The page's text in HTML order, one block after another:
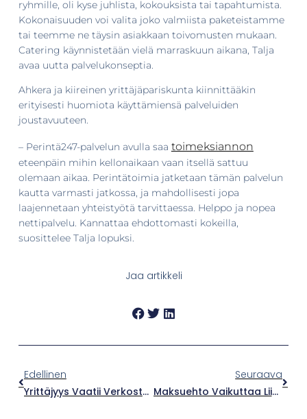
ryhmille, oli kyse juhlista, kokouksista tai tapahtumista.
Kokonaisuuden voi valita joko valmiista paketeistamme
tai teemme ne täysin asiakkaan toivomusten mukaan.
Catering käynnistetään vielä marraskuun aikana, Talja
avaa uutta palvelukonseptia.
Ahkera ja kiireinen yrittäjäpariskunta kiinnittääkin
erityisesti huomiota käyttämiensä palveluiden
joustavuuteen.
– Perintä247-palvelun avulla saa toimeksiannon
eteenpäin mihin kellonaikaan vaan itsellä sattuu
olemaan aikaa. Perintätoimia jatketaan tämän palvelun
kautta varmasti jatkossa, ja mahdollisesti jopa
laajennetaan yhteistyötä tarvittaessa. Helppo ja nopea
nettipalvelu. Kannattaa ehdottomasti kokeilla,
suosittelee Talja lopuksi.
Jaa artikkeli
Edellinen
Yrittäjyys Vaatii Verkoston Apua – Jonna Heinonen Tuo Suomeen Luksustelttailun
Seuraava
Maksuehto Vaikuttaa Liiketoimintasi Arkeen